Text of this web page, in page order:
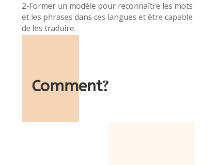
2-Former un modèle pour reconnaître les mots
et les phrases dans ces langues et être capable
de les traduire.
Comment?